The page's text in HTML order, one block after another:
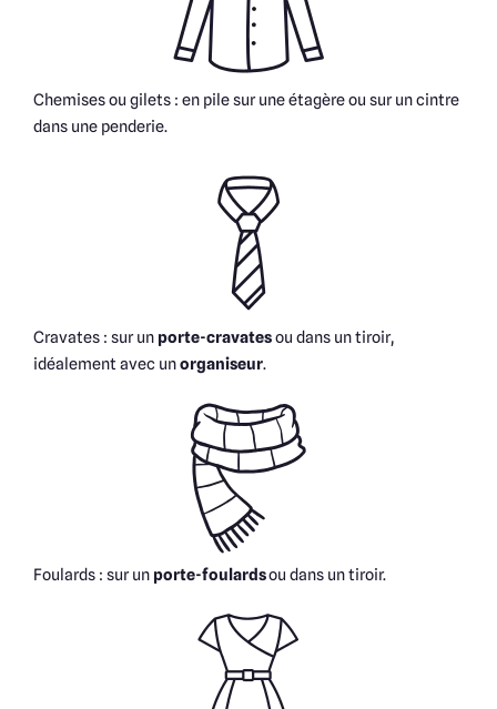
Chemises ou gilets : en pile sur une étagère ou sur un cintre
dans une penderie.
Cravates : sur un porte-cravatesou dans un tiroir,
idéalement avec unorganiseur.
Foulards : sur un porte-foulardsou dans un tiroir.